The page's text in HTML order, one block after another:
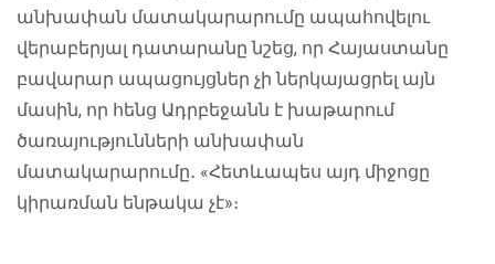
անխափան մատակարարումը ապահովելու
վերաբերյալ դատարանը նշեց, որ Հայաստանը
բավարար ապացույցներ չի ներկայացրել այն
մասին, որ հենց Ադրբեջանն է խաթարում
ծառայությունների անխափան
մատակարարումը․ «Հետևապես այդ միջոցը
կիրառման ենթակա չէ»։